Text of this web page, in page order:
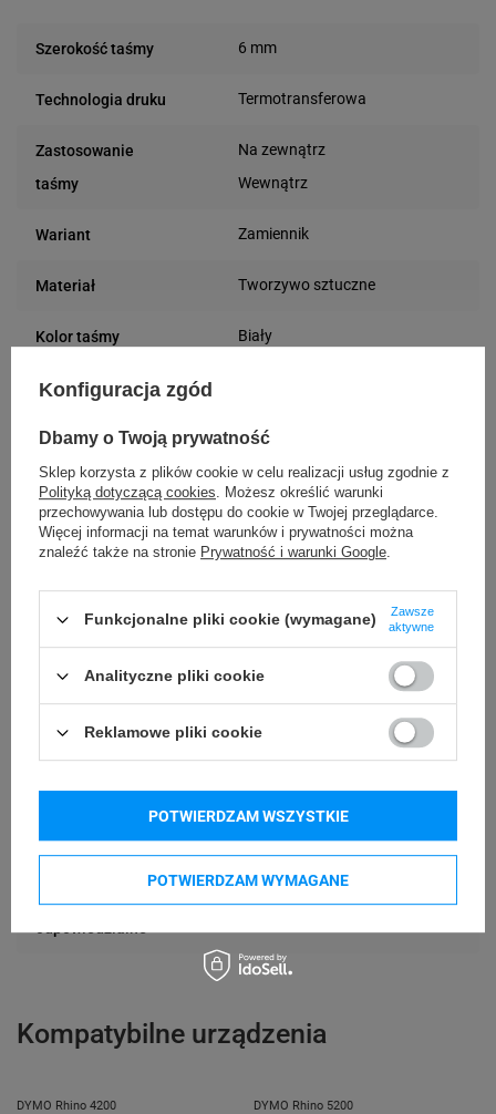
Szerokość taśmy 6 mm
Technologia druku Termotransferowa
Zastosowanie
taśmy
Na zewnątrz
Wewnątrz
Wariant Zamiennik
Materiał Tworzywo sztuczne
Kolor taśmy Biały
Kolor nadruku
Rodzaj kleju taśmy Bez kleju
Długość taśmy 1,5 m
Średnica
Gwarancja 24 miesiące
Kod producenta S0718260
odpowiedzialny
Specmark
Bielska 210
telefon: 730811399
e-mail: gspr@ptmb.pl
Specmark
telefon: 730811399
Kompatybilne urządzenia
DYMO Rhino 4200 DYMO Rhino 5200
Konfiguracja zgód
Dbamy o Twoją prywatność
Sklep korzysta z plików cookie w celu realizacji usług zgodnie z
Polityką dotyczącą cookies. Możesz określić warunki
przechowywania lub dostępu do cookie w Twojej przeglądarce.
Więcej informacji na temat warunków i prywatności można
znaleźć także na stronie Prywatność i warunki Google.
Funkcjonalne pliki cookie (wymagane)
Zawsze
aktywne
Analityczne pliki cookie
Reklamowe pliki cookie
POTWIERDZAM WYMAGANE
POTWIERDZAM WSZYSTKIE